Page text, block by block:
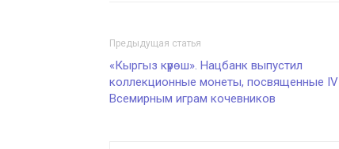
Предыдущая статья
«Кыргыз күрөш». Нацбанк выпустил
коллекционные монеты, посвященные IV
Всемирным играм кочевников